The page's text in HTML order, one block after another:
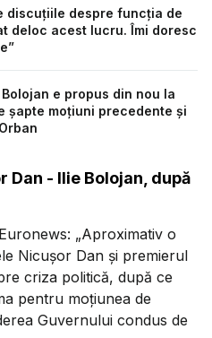
discuțiile despre funcția de
deloc acest lucru. Îmi doresc
e propus din nou la
șapte moțiuni precedente și
Dan - Ilie Bolojan, după
„Aproximativ o
Nicușor Dan și premierul
criza politică, după ce
pentru moțiunea de
Guvernului condus de